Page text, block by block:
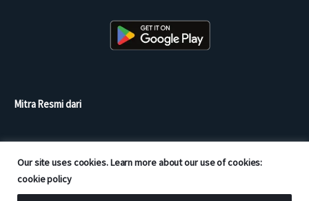
Our site uses cookies. Learn more about our use of cookies:
cookie policy
Mitra Resmi dari